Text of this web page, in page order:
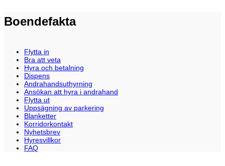
Boendefakta
Flytta in
Bra att veta
Hyra och betalning
Dispens
Andrahandsuthyrning
Ansökan att hyra i andrahand
Flytta ut
Uppsägning av parkering
Blanketter
Korridorkontakt
Nyhetsbrev
Hyresvillkor
FAQ